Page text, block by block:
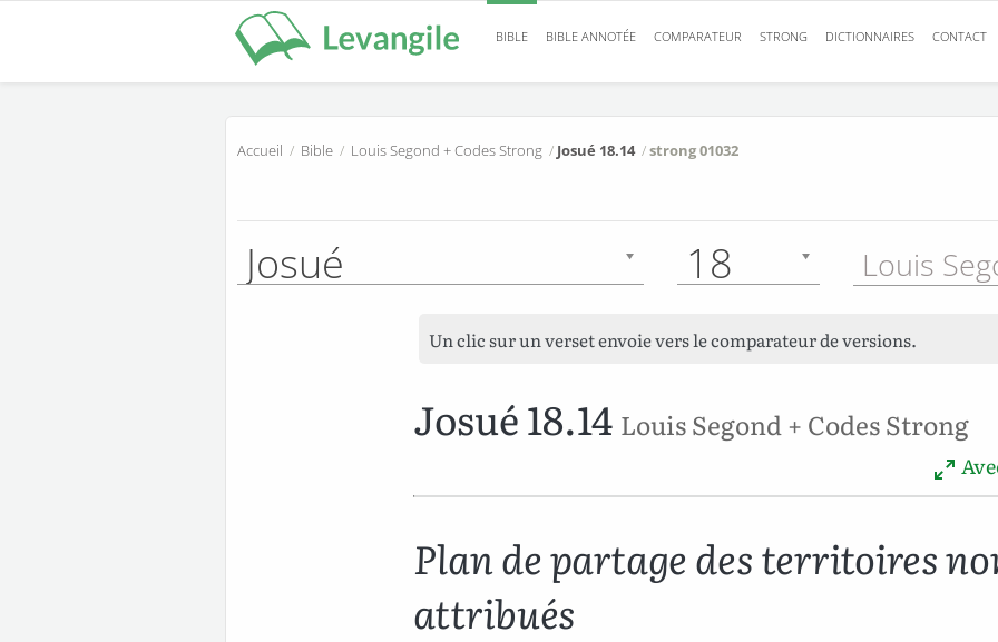
BIBLE BIBLE ANNOTÉE COMPARATEUR STRONG DICTIONNAIRES CONTACT
Accueil / Bible / Louis Segond + Codes Strong / Josué 18.14/strong 01032
Josué 18
Un clic sur un verset envoie vers le comparateur de versions.
Josué 18.14 Louis Segond + Codes Strong
Plan de partage des territoires
attribués